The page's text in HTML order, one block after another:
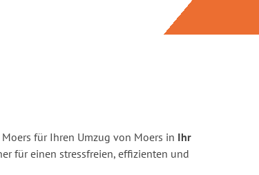
für Ihren Umzug von Moers in Ihr
für einen stressfreien, effizienten und